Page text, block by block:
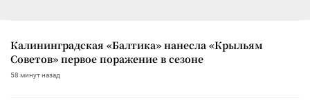
Калининградская «Балтика» нанесла «Крыльям
Советов» первое поражение в сезоне
58 минут назад